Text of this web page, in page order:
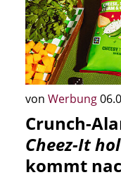
von Werbung
Crunch-
Cheez-It
kommt